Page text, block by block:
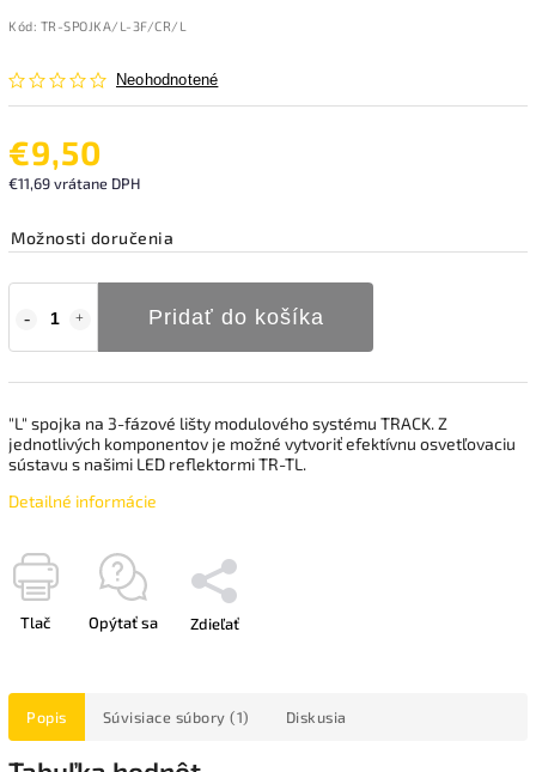
Kód: TR-SPOJKA/L-3F/CR/L
Neohodnotené
€9,50
€11,69 vrátane DPH
Možnosti doručenia
Pridať do košíka
"L" spojka na 3-fázové lišty modulového systému TRACK. Z
jednotlivých komponentov je možné vytvoriť efektívnu osvetľovaciu
sústavu s našimi LED reflektormi TR-TL.
Detailné informácie
Tlač Opýtať sa Zdieľať
Popis Súvisiace súbory (1) Diskusia